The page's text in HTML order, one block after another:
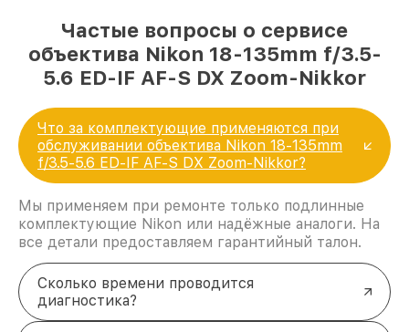
Частые вопросы о сервисе
объектива Nikon 18-135mm f/3.5-
5.6 ED-IF AF-S DX Zoom-Nikkor
Что за комплектующие применяются при
обслуживании объектива Nikon 18-135mm
f/3.5-5.6 ED-IF AF-S DX Zoom-Nikkor?
Мы применяем при ремонте только подлинные
комплектующие Nikon или надёжные аналоги. На
все детали предоставляем гарантийный талон.
Сколько времени проводится
диагностика?